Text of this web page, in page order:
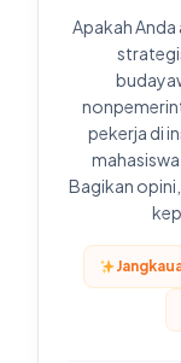
Apakah
pekerja di
mahasiswa
Bagikan